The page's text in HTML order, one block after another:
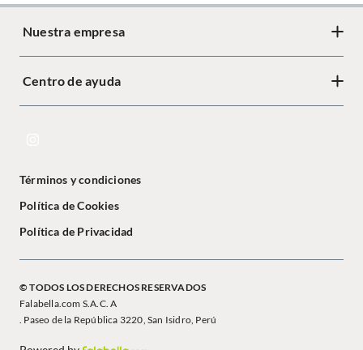
Nuestra empresa
Centro de ayuda
Términos y condiciones
Política de Cookies
Política de Privacidad
© TODOS LOS DERECHOS RESERVADOS
Falabella.com S.A.C. A
. Paseo de la República 3220, San Isidro, Perú